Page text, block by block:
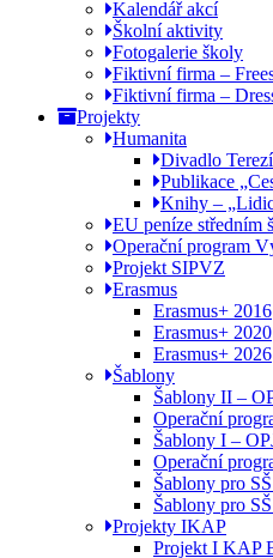
Kalendář akcí
Školní aktivity
Fotogalerie školy
Fiktivní firma –
Fiktivní firma –
Projekty
Humanita
Divadlo
Publikace
Knihy –
EU peníze středním
Operační program
Projekt SIPVZ
Erasmus
Erasmus+ 2016
Erasmus+ 2020
Erasmus+ 2026
Šablony
Šablony II –
Operační
Šablony I –
Operační
Šablony pro
Šablony pro
Projekty IKAP
Projekt I KAP